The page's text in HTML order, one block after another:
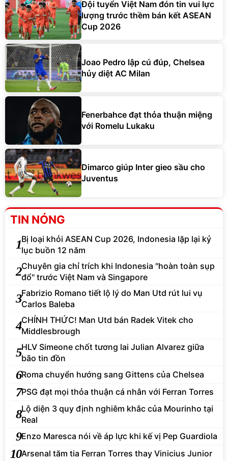
Đội tuyển Việt Nam đón tin vui lực
lượng trước thềm bán kết ASEAN
Cup 2026
Joao Pedro lập cú đúp, Chelsea
hủy diệt AC Milan
Fenerbahce đạt thỏa thuận miệng
với Romelu Lukaku
Dimarco giúp Inter gieo sầu cho
Juventus
TIN NÓNG
1Bị loại khỏi ASEAN Cup 2026, Indonesia lặp lại kỷ
lục buồn 12 năm
2Chuyên gia chỉ trích khi Indonesia "hoàn toàn sụp
đổ" trước Việt Nam và Singapore
3Fabrizio Romano tiết lộ lý do Man Utd rút lui vụ
Carlos Baleba
4CHÍNH THỨC! Man Utd bán Radek Vitek cho
Middlesbrough
5HLV Simeone chốt tương lai Julian Alvarez giữa
bão tin đồn
6Roma chuyển hướng sang Gittens của Chelsea
7PSG đạt mọi thỏa thuận cá nhân với Ferran Torres
8Lộ diện 3 quy định nghiêm khắc của Mourinho tại
Real
9Enzo Maresca nói về áp lực khi kế vị Pep Guardiola
10Arsenal tăm tia Ferran Torres thay Vinicius Junior